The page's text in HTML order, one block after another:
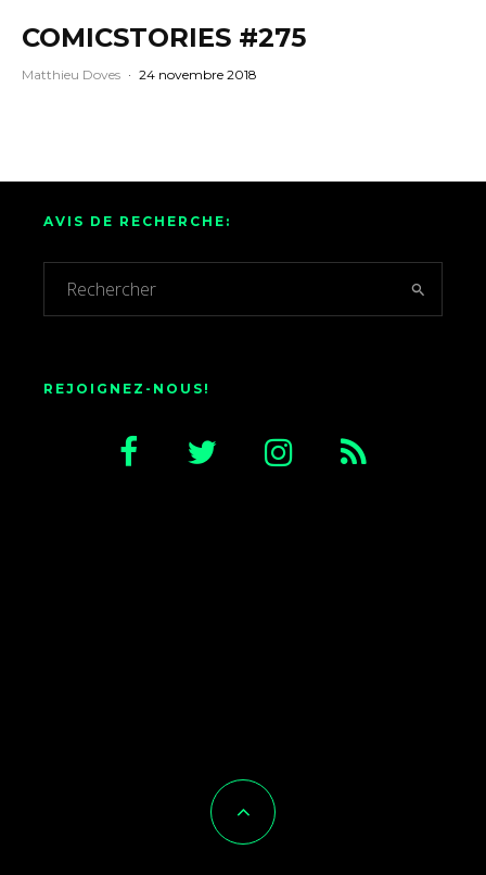
COMICSTORIES #275
Matthieu Doves · 24 novembre 2018
AVIS DE RECHERCHE:
REJOIGNEZ-NOUS!